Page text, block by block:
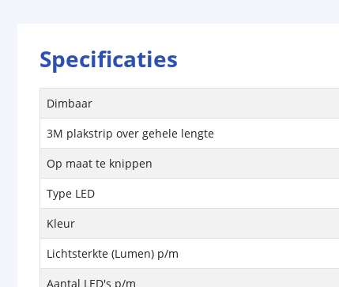
Specificaties
Dimbaar
3M plakstrip over gehele lengte
Op maat te knippen
Type LED
Kleur
Lichtsterkte (Lumen) p/m
Aantal LED's p/m